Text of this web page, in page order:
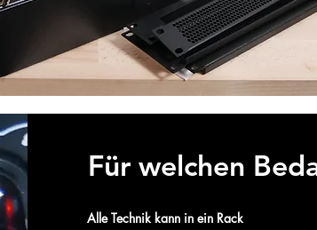
Für welchen
Alle Technik kann in ein Rack